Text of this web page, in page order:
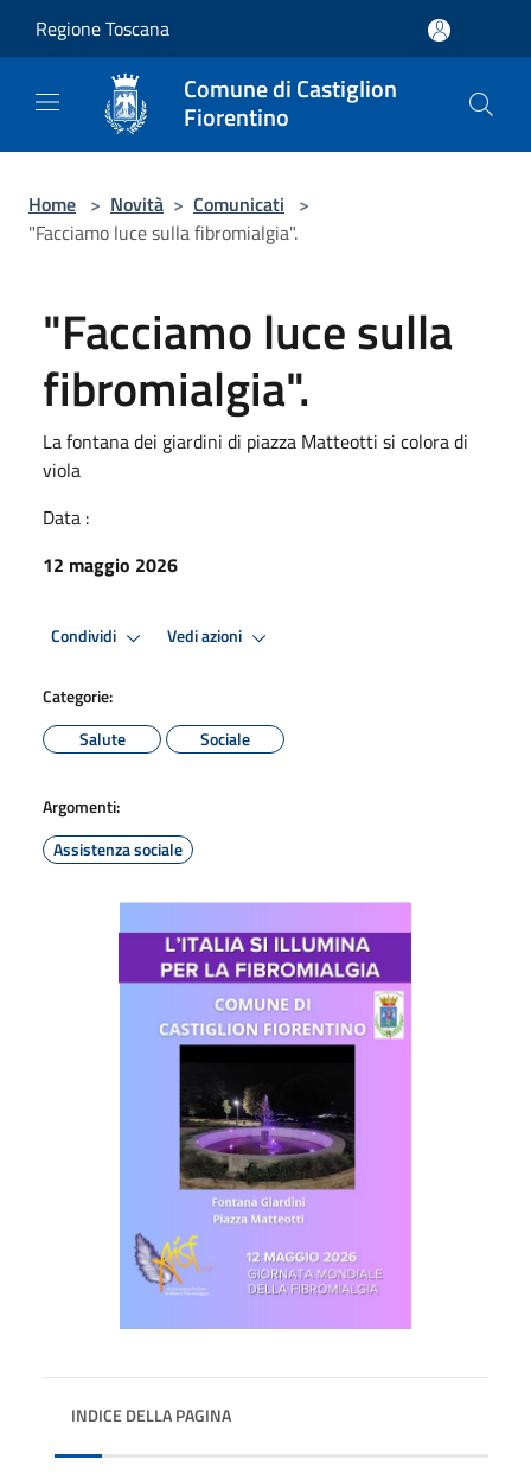
Regione Toscana
Comune di Castiglion
Fiorentino
Home > Novità > Comunicati >
"Facciamo luce sulla fibromialgia".
"Facciamo luce sulla
fibromialgia".
La fontana dei giardini di piazza Matteotti si colora di
viola
Data :
12 maggio 2026
Condividi Vedi azioni
Categorie:
Salute
Sociale
Argomenti:
Assistenza sociale
INDICE DELLA PAGINA